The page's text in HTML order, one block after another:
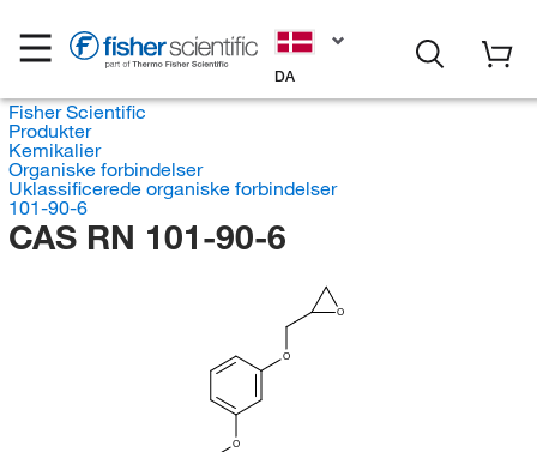
DA
Fisher Scientific
Produkter
Kemikalier
Organiske forbindelser
Uklassificerede organiske forbindelser
101-90-6
CAS RN 101-90-6
O
O
O